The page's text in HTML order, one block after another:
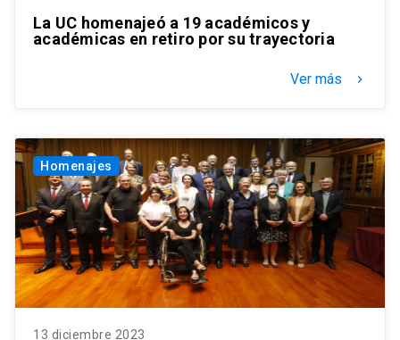
La UC homenajeó a 19 académicos y
académicas en retiro por su trayectoria
Ver más keyboard_arrow_right
Homenajes
13 diciembre 2023